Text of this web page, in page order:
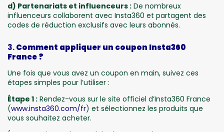
d) Partenariats et influenceurs : De nombreux
influenceurs collaborent avec Insta360 et partagent des
codes de réduction exclusifs avec leurs abonnés.
3.Comment appliquer un coupon Insta360
France ?
Une fois que vous avez un coupon en main, suivez ces
étapes simples pour l’utiliser :
Étape 1 : Rendez-vous sur le site officiel d’Insta360 France
(www.insta360.com/fr) et sélectionnez les produits que
vous souhaitez acheter.